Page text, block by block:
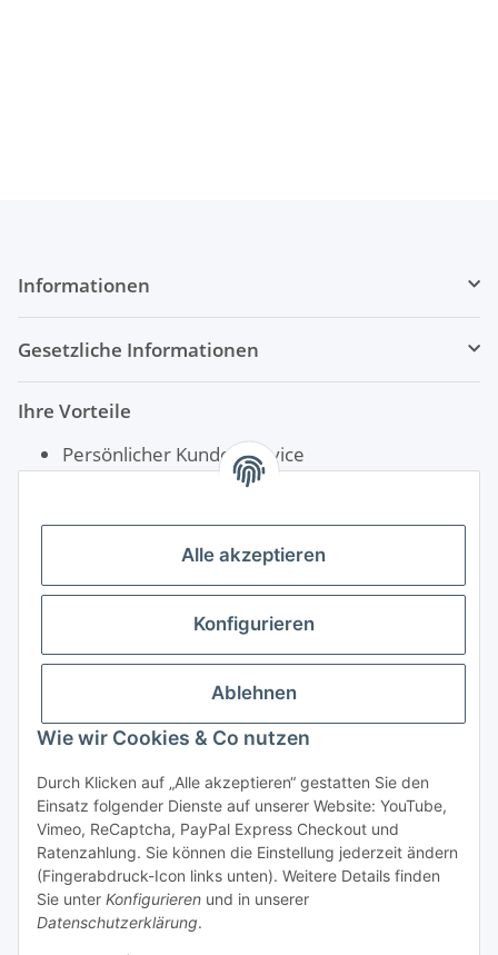
Alle akzeptieren
Konfigurieren
Ablehnen
Wie wir Cookies & Co nutzen
Durch Klicken auf „Alle akzeptieren“ gestatten Sie den
Einsatz folgender Dienste auf unserer Website: YouTube,
Vimeo, ReCaptcha, PayPal Express Checkout und
Ratenzahlung. Sie können die Einstellung jederzeit ändern
(Fingerabdruck-Icon links unten). Weitere Details finden
Sie unter Konfigurieren und in unserer
Datenschutzerklärung.
Informationen
Gesetzliche Informationen
Ihre Vorteile
Persönlicher Kundenservice
Rechnungskauf für Öffentliche Einrichtungen
Vertrag widerrufen